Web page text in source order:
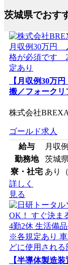
茨城県でおす
【月収例30万
搬／フォークリ
株式会社
ゴールド求人
給与
月収例
勤務地
茨城
寮・社宅 あり
詳しく
見る
【半導体製造